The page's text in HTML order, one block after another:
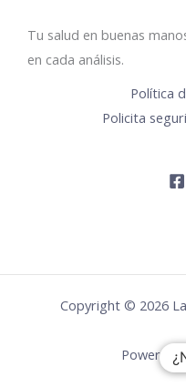
Tu salud en buenas
en cada análisis.
Política
Policita
Copyright © 2026
Powered